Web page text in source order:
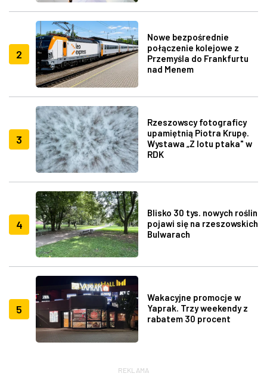
2
Nowe bezpośrednie
połączenie kolejowe z
Przemyśla do Frankfurtu
nad Menem
3
Rzeszowscy fotograficy
upamiętnią Piotra Krupę.
Wystawa „Z lotu ptaka" w
RDK
4
Blisko 30 tys. nowych roślin
pojawi się na rzeszowskich
Bulwarach
5
Wakacyjne promocje w
Yaprak. Trzy weekendy z
rabatem 30 procent
REKLAMA